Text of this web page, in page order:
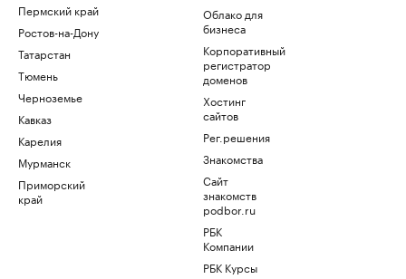
Пермский край
Ростов-на-Дону
Татарстан
Тюмень
Черноземье
Кавказ
Карелия
Мурманск
Приморский
край
Облако для
бизнеса
Корпоративный
регистратор
доменов
Хостинг
сайтов
Рег.решения
Знакомства
Сайт
знакомств
podbor.ru
РБК
Компании
РБК Курсы